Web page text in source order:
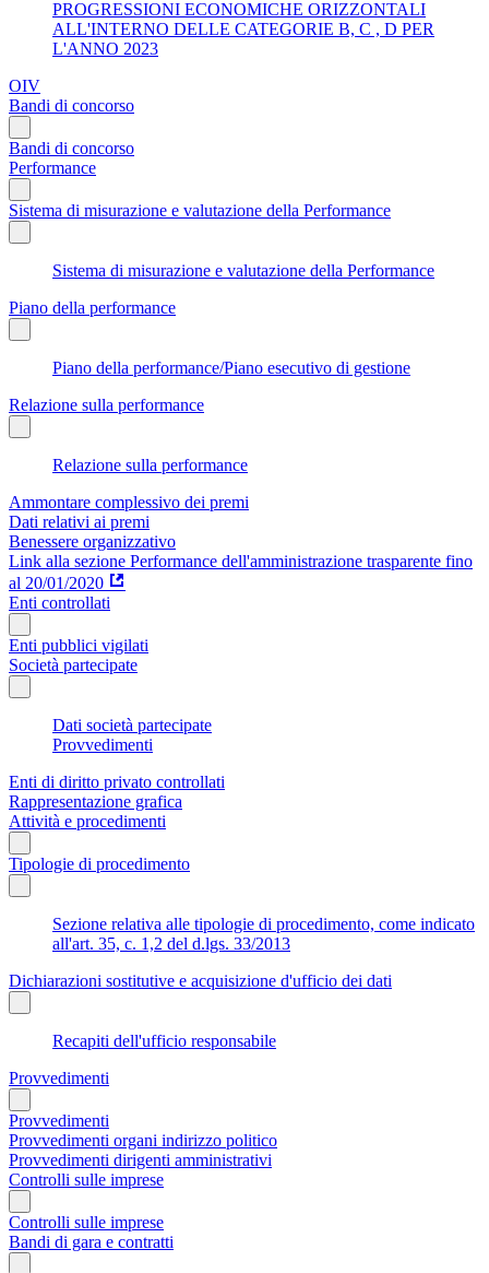
PROGRESSIONI ECONOMICHE ORIZZONTALI
ALL'INTERNO DELLE CATEGORIE B, C , D PER
L'ANNO 2023
OIV
Bandi di concorso
Bandi di concorso
Performance
Sistema di misurazione e valutazione della Performance
Sistema di misurazione e valutazione della Performance
Piano della performance
Piano della performance/Piano esecutivo di gestione
Relazione sulla performance
Relazione sulla performance
Ammontare complessivo dei premi
Dati relativi ai premi
Benessere organizzativo
Link alla sezione Performance dell'amministrazione trasparente fino
al 20/01/2020
Enti controllati
Enti pubblici vigilati
Società partecipate
Dati società partecipate
Provvedimenti
Enti di diritto privato controllati
Rappresentazione grafica
Attività e procedimenti
Tipologie di procedimento
Sezione relativa alle tipologie di procedimento, come indicato
all'art. 35, c. 1,2 del d.lgs. 33/2013
Dichiarazioni sostitutive e acquisizione d'ufficio dei dati
Recapiti dell'ufficio responsabile
Provvedimenti
Provvedimenti
Provvedimenti organi indirizzo politico
Provvedimenti dirigenti amministrativi
Controlli sulle imprese
Controlli sulle imprese
Bandi di gara e contratti